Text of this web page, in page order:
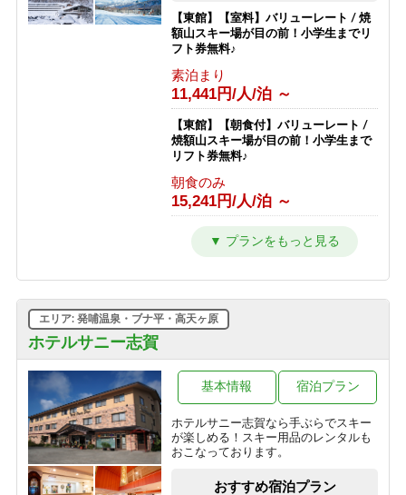
【東館】【室料】バリューレート / 焼
額山スキー場が目の前！小学生までリ
フト券無料♪
素泊まり
11,441円/人/泊 ～
【東館】【朝食付】バリューレート /
焼額山スキー場が目の前！小学生まで
リフト券無料♪
朝食のみ
15,241円/人/泊 ～
【東館】【夕朝食付】バリューレート/
焼額山スキー場が目の前！小学生まで
24,941円/人/泊 ～
券無料♪
素泊まり
10,011円/人/泊 ～
【東館】【朝食付】連泊プラン / 焼額
山スキー場が目の前！小学生までリフ
ホテルサニー志賀
エリア: 発哺温泉・ブナ平・高天ヶ原
ホテルサニー志賀なら手ぶらでスキー
が楽しめる！スキー用品のレンタルも
おこなっております。
基本情報 宿泊プラン
おすすめ宿泊プラン